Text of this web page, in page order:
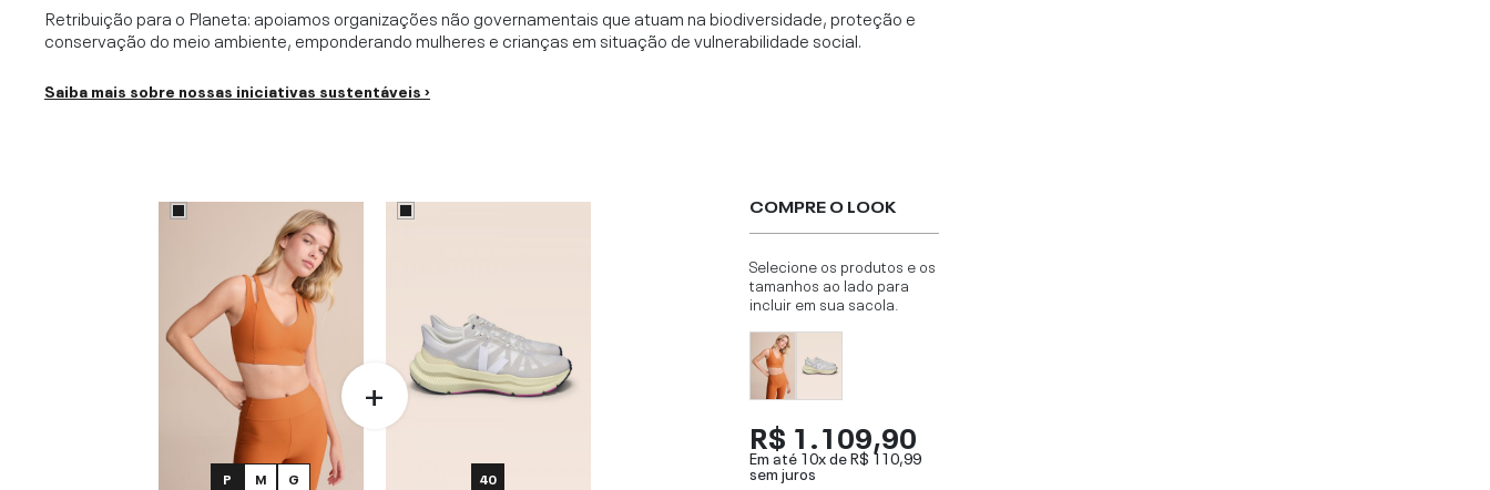
Retribuição para o Planeta: apoiamos organizações não governamentais que atuam na biodiversidade, proteção e
conservação do meio ambiente, emponderando mulheres e crianças em situação de vulnerabilidade social.
Saiba mais sobre nossas iniciativas sustentáveis ›
P M G 40
COMPRE O LOOK
Selecione os produtos e os
tamanhos ao lado para
incluir em sua sacola.
R$ 1.109,90
Em até 10x deR$ 110,99
sem juros